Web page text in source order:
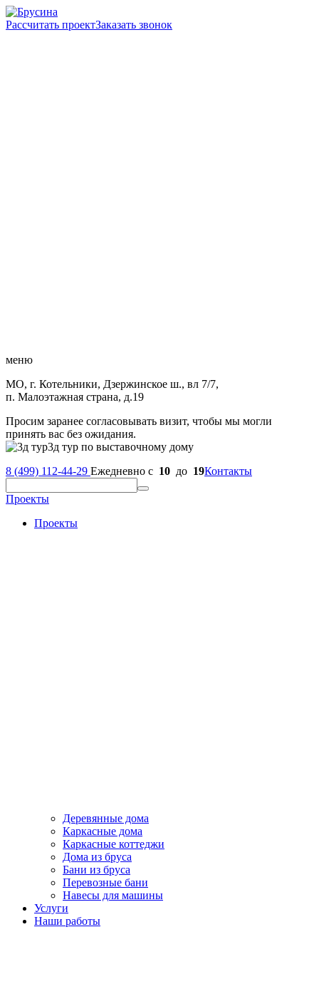
Рассчитать проектЗаказать звонок
меню
МО, г. Котельники, Дзержинское ш., вл 7/7,
п. Малоэтажная страна, д.19
Просим заранее согласовывать визит, чтобы мы могли
принять вас без ожидания.
3д тур по выставочному дому
8 (499) 112-44-29 Ежедневно с 10 до 19Контакты
Проекты
Проекты
Деревянные дома
Каркасные дома
Каркасные коттеджи
Дома из бруса
Бани из бруса
Перевозные бани
Навесы для машины
Услуги
Наши работы